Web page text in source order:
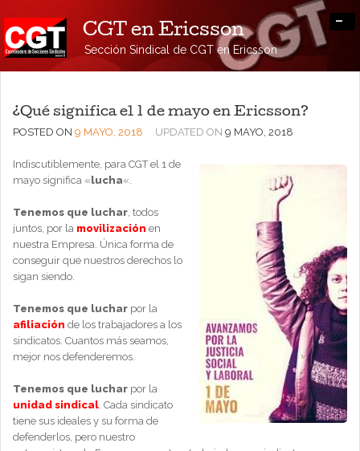
CGT en Ericsson
Sección Sindical de CGT en Ericsson
-
¿Qué significa el 1 de mayo en Ericsson?
POSTED ON 9 MAYO, 2018 UPDATED ON 9 MAYO, 2018
Indiscutiblemente, para CGT el 1 de
mayo significa «lucha«.
Tenemos que luchar, todos
juntos, por la movilización en
nuestra Empresa. Única forma de
conseguir que nuestros derechos lo
sigan siendo.
Tenemos que luchar por la
afiliación de los trabajadores a los
sindicatos. Cuantos más seamos,
mejor nos defenderemos.
Tenemos que luchar por la
unidad sindical. Cada sindicato
tiene sus ideales y su forma de
defenderlos, pero nuestro